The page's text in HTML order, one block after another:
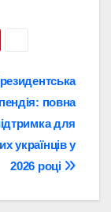
повна
для
українців у
2026 році